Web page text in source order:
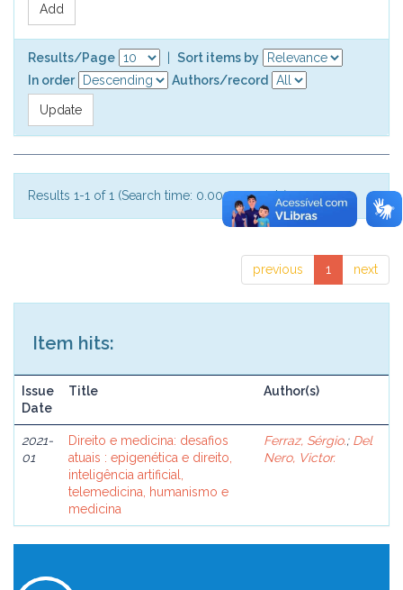
Results/Page
Sort items by
In order
Authors/record
Results 1-1 of 1 (Search time: 0.002 seconds).
previous 1 next
Item hits:
Issue
Date
Title Author(s)
2021-
01
Direito e medicina: desafios
atuais : epigenética e direito,
inteligência artificial,
telemedicina, humanismo e
medicina
Ferraz, Sérgio.; Del
Nero, Victor.